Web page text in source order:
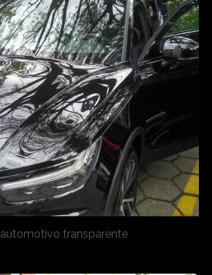
transparente